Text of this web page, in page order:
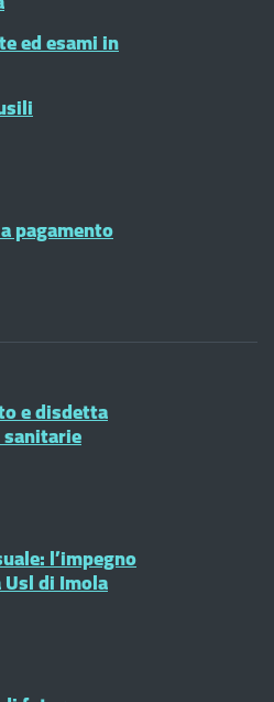
ed esami in
pagamento
e disdetta
l’impegno
di Imola